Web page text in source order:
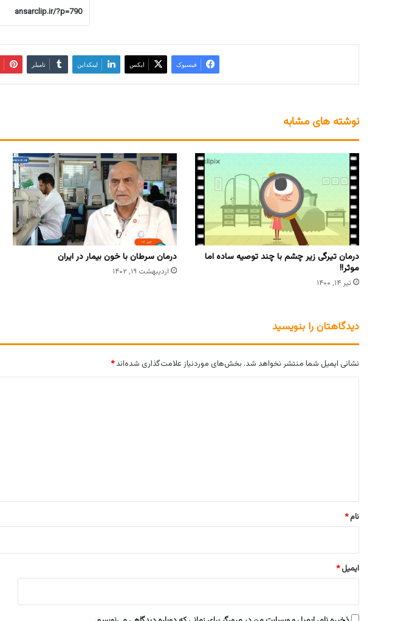
فیسبوک ایکس لینکداین تامبلر
نوشته های مشابه
درمان تیرگی زیر چشم با چند توصیه ساده اما
موثر!!
تیر ۱۴, ۱۴۰۰
درمان سرطان با خون بیمار در ایران
اردیبهشت ۱۹, ۱۴۰۲
دیدگاهتان را بنویسید
نشانی ایمیل شما منتشر نخواهد شد. بخش‌های موردنیاز علامت‌گذاری شده‌اند*
نام*
ایمیل*